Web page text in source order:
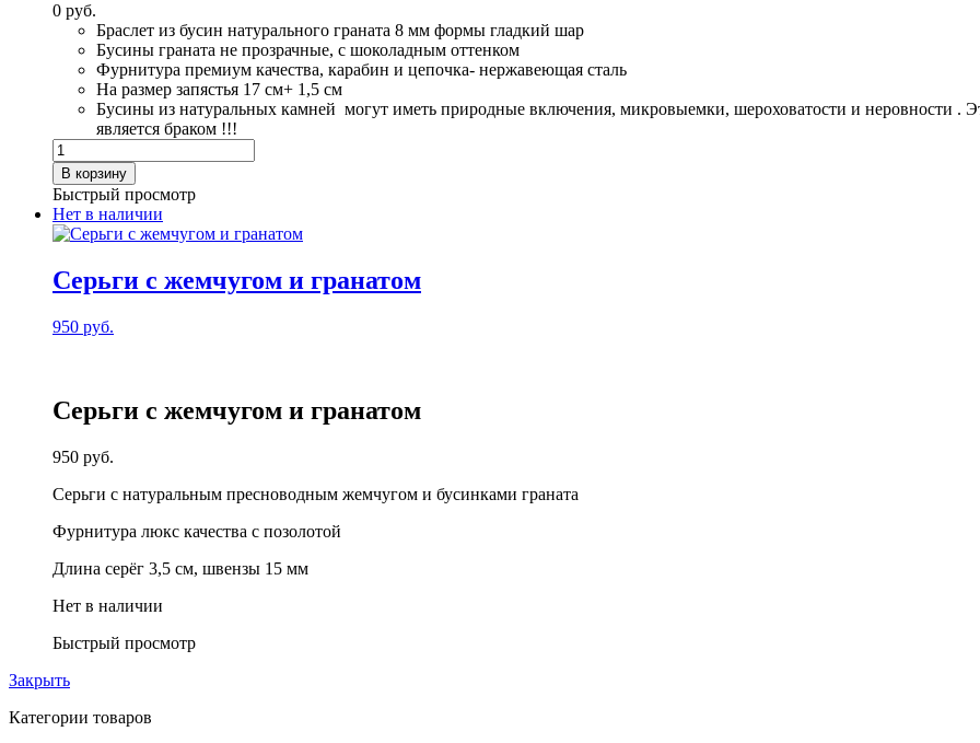
0 руб.
Браслет из бусин натурального граната 8 мм формы гладкий шар
Бусины граната не прозрачные, с шоколадным оттенком
Фурнитура премиум качества, карабин и цепочка- нержавеющая сталь
На размер запястья 17 см+ 1,5 см
Бусины из натуральных камней могут иметь природные включения, микровыемки, шероховатости и неровности .
является браком !!!
Количество
товара
Браслет
из
бусин
граната
В корзину
Быстрый просмотр
Нет в наличии
Серьги с жемчугом и гранатом
950 руб.
Серьги с жемчугом и гранатом
950 руб.
Серьги с натуральным пресноводным жемчугом и бусинками граната
Фурнитура люкс качества с позолотой
Длина серёг 3,5 см, швензы 15 мм
Нет в наличии
Быстрый просмотр
Закрыть
Категории товаров